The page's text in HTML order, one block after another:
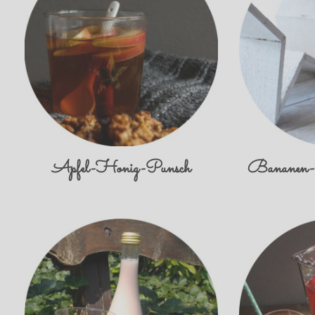
Apfel-Honig-Punsch Bananen-